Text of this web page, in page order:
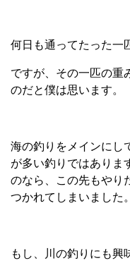
何日も通ってたった一
ですが、その一匹の重
のだと僕は思います。
海の釣りをメインにし
が多い釣りではありま
のなら、この先もやり
つかれてしまいました。
もし、川の釣りにも興